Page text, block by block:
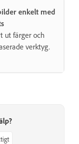
enkelt med
ut färger och
verktyg.